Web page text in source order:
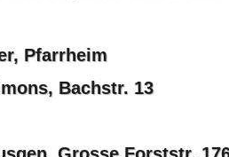
Pfarrheim
Bachstr. 13
Grosse Forststr.